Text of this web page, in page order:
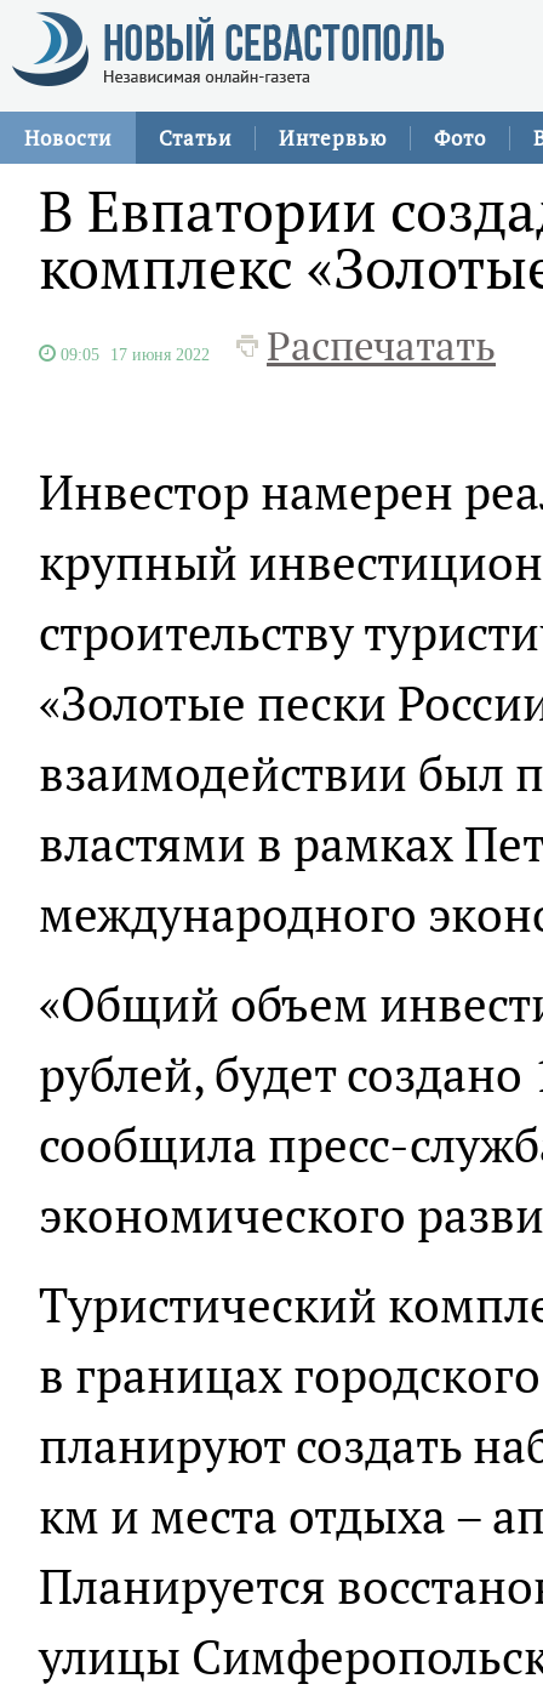
Новости Статьи Интервью Фото
В Евпатории
комплекс
09:05 17 июня 2022 Распечатать
Инвестор намерен
крупный
строительству
«Золотые пески
взаимодействии был
властями в рамках
международного
«Общий объем
рублей, будет
сообщила пресс-
экономического
Туристический
в границах
планируют создать
км и места отдыха –
Планируется
улицы